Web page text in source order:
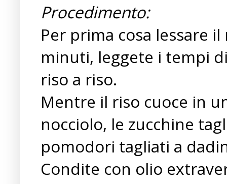
Procedimento:
Per prima cosa lessare
minuti, leggete i tempi
riso a riso.
Mentre il riso cuoce in
nocciolo, le zucchine
pomodori tagliati a
Condite con olio